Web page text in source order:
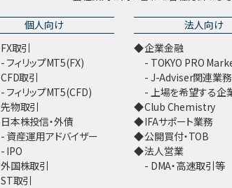
個人向け
FX取引
フィリップMT5(FX)
CFD取引
フィリップMT5(CFD)
先物取引
日本株投信・外債
資産運用アドバイザー
IPO
外国株取引
ST取引
法人向け
企業金融
TOKYO PRO
J-Adviser関連業務
上場を希望する企
Club Chemistry
IFAサポート業務
公開買付・TOB
法人営業
DMA・高速取引等